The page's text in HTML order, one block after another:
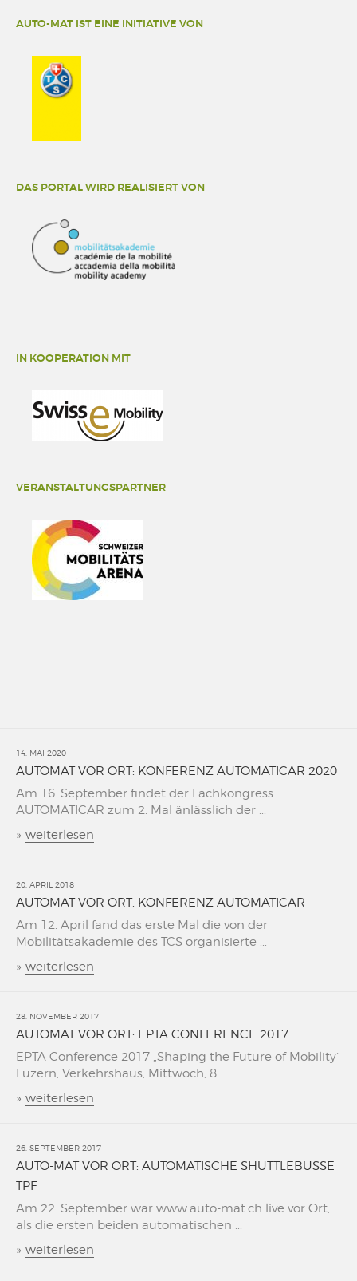
AUTO-MAT IST EINE INITIATIVE VON
DAS PORTAL WIRD REALISIERT VON
IN KOOPERATION MIT
VERANSTALTUNGSPARTNER
14. MAI 2020
AUTOMAT VOR ORT: KONFERENZ AUTOMATICAR 2020
Am 16. September findet der Fachkongress
AUTOMATICAR zum 2. Mal änlässlich der ...
» weiterlesen
20. APRIL 2018
AUTOMAT VOR ORT: KONFERENZ AUTOMATICAR
Am 12. April fand das erste Mal die von der
Mobilitätsakademie des TCS organisierte ...
» weiterlesen
28. NOVEMBER 2017
AUTOMAT VOR ORT: EPTA CONFERENCE 2017
EPTA Conference 2017 „Shaping the Future of Mobility“
Luzern, Verkehrshaus, Mittwoch, 8. ...
» weiterlesen
26. SEPTEMBER 2017
AUTO-MAT VOR ORT: AUTOMATISCHE SHUTTLEBUSSE
TPF
Am 22. September war www.auto-mat.ch live vor Ort,
als die ersten beiden automatischen ...
» weiterlesen